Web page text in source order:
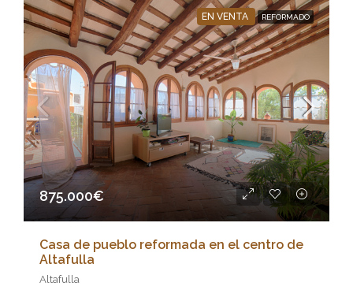
EN VENTA REFORMADO
875.000€
Casa de pueblo reformada en el centro de
Altafulla
Altafulla